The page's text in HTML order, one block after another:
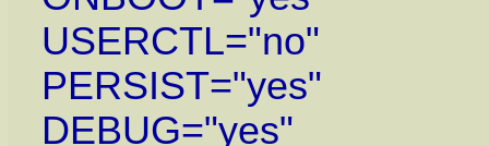
USERCTL="no"
PERSIST="yes"
DEBUG="yes"